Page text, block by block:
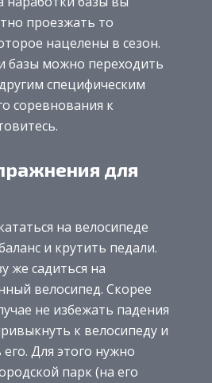
проезжать то
нацелены в сезон.
базы можно переходить
специфическим
соревнования к
для
на велосипеде
и крутить педали.
же садиться на
велосипед. Скорее
не избежать падения
к велосипеду и
Для этого нужно
парк (на его